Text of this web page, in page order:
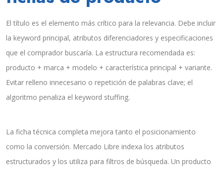
El título es el elemento más crítico para la relevancia. Debe incluir
la keyword principal, atributos diferenciadores y especificaciones
que el comprador buscaría. La estructura recomendada es:
producto + marca + modelo + característica principal + variante.
Evitar relleno innecesario o repetición de palabras clave; el
algoritmo penaliza el keyword stuffing.
La ficha técnica completa mejora tanto el posicionamiento
como la conversión. Mercado Libre indexa los atributos
estructurados y los utiliza para filtros de búsqueda. Un producto